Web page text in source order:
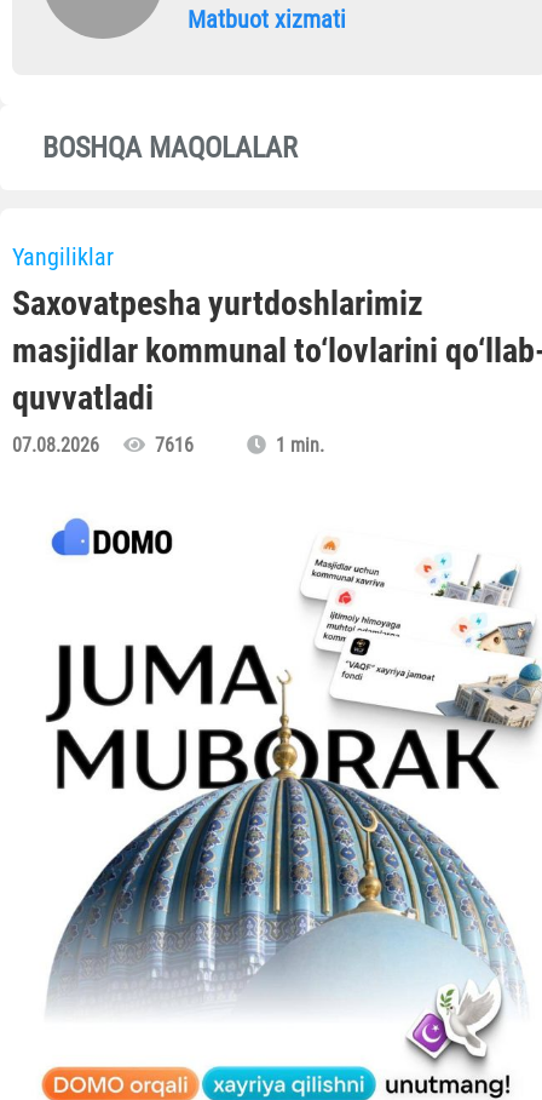
Matbuot xizmati
BOSHQA MAQOLALAR
Yangiliklar
Saxovatpesha yurtdoshlarimiz
masjidlar kommunal to‘lovlarini
quvvatladi
07.08.2026 7616 1 min.